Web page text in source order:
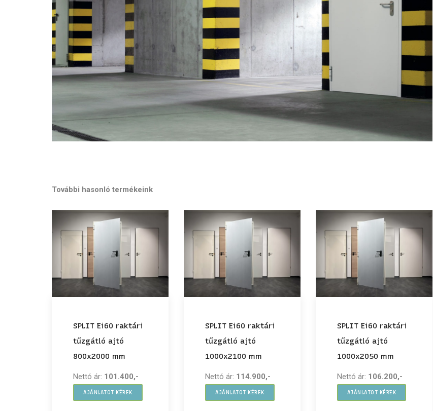
További hasonló termékeink
SPLIT Ei60 raktári
tűzgátló ajtó
800x2000 mm
Nettó ár: 101.400,-
AJÁNLATOT KÉREK
SPLIT Ei60 raktári
tűzgátló ajtó
1000x2100 mm
Nettó ár: 114.900,-
AJÁNLATOT KÉREK
SPLIT Ei60 raktári
tűzgátló ajtó
1000x2050 mm
Nettó ár: 106.200,-
AJÁNLATOT KÉREK